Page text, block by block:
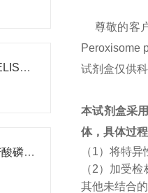
狗血管紧张素Ⅰ（AngⅠ）ELISA试剂盒
小鼠烟酰胺腺嘌呤二核苷酸磷酸（NADPH）检测试剂盒
尊敬的客
Peroxisome
试剂盒仅供
本试剂盒采
体，具体过程
（1）将特
（2）加受
其他未结合的